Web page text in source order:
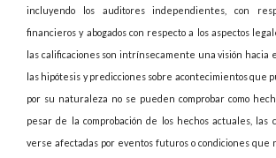
incluyendo los auditores independientes, con
financieros y abogados con respecto a los aspectos
las calificaciones son intrínsecamente una visión hacia
las hipótesis y predicciones sobre acontecimientos que
por su naturaleza no se pueden comprobar como
pesar de la comprobación de los hechos actuales, las
verse afectadas por eventos futuros o condiciones que